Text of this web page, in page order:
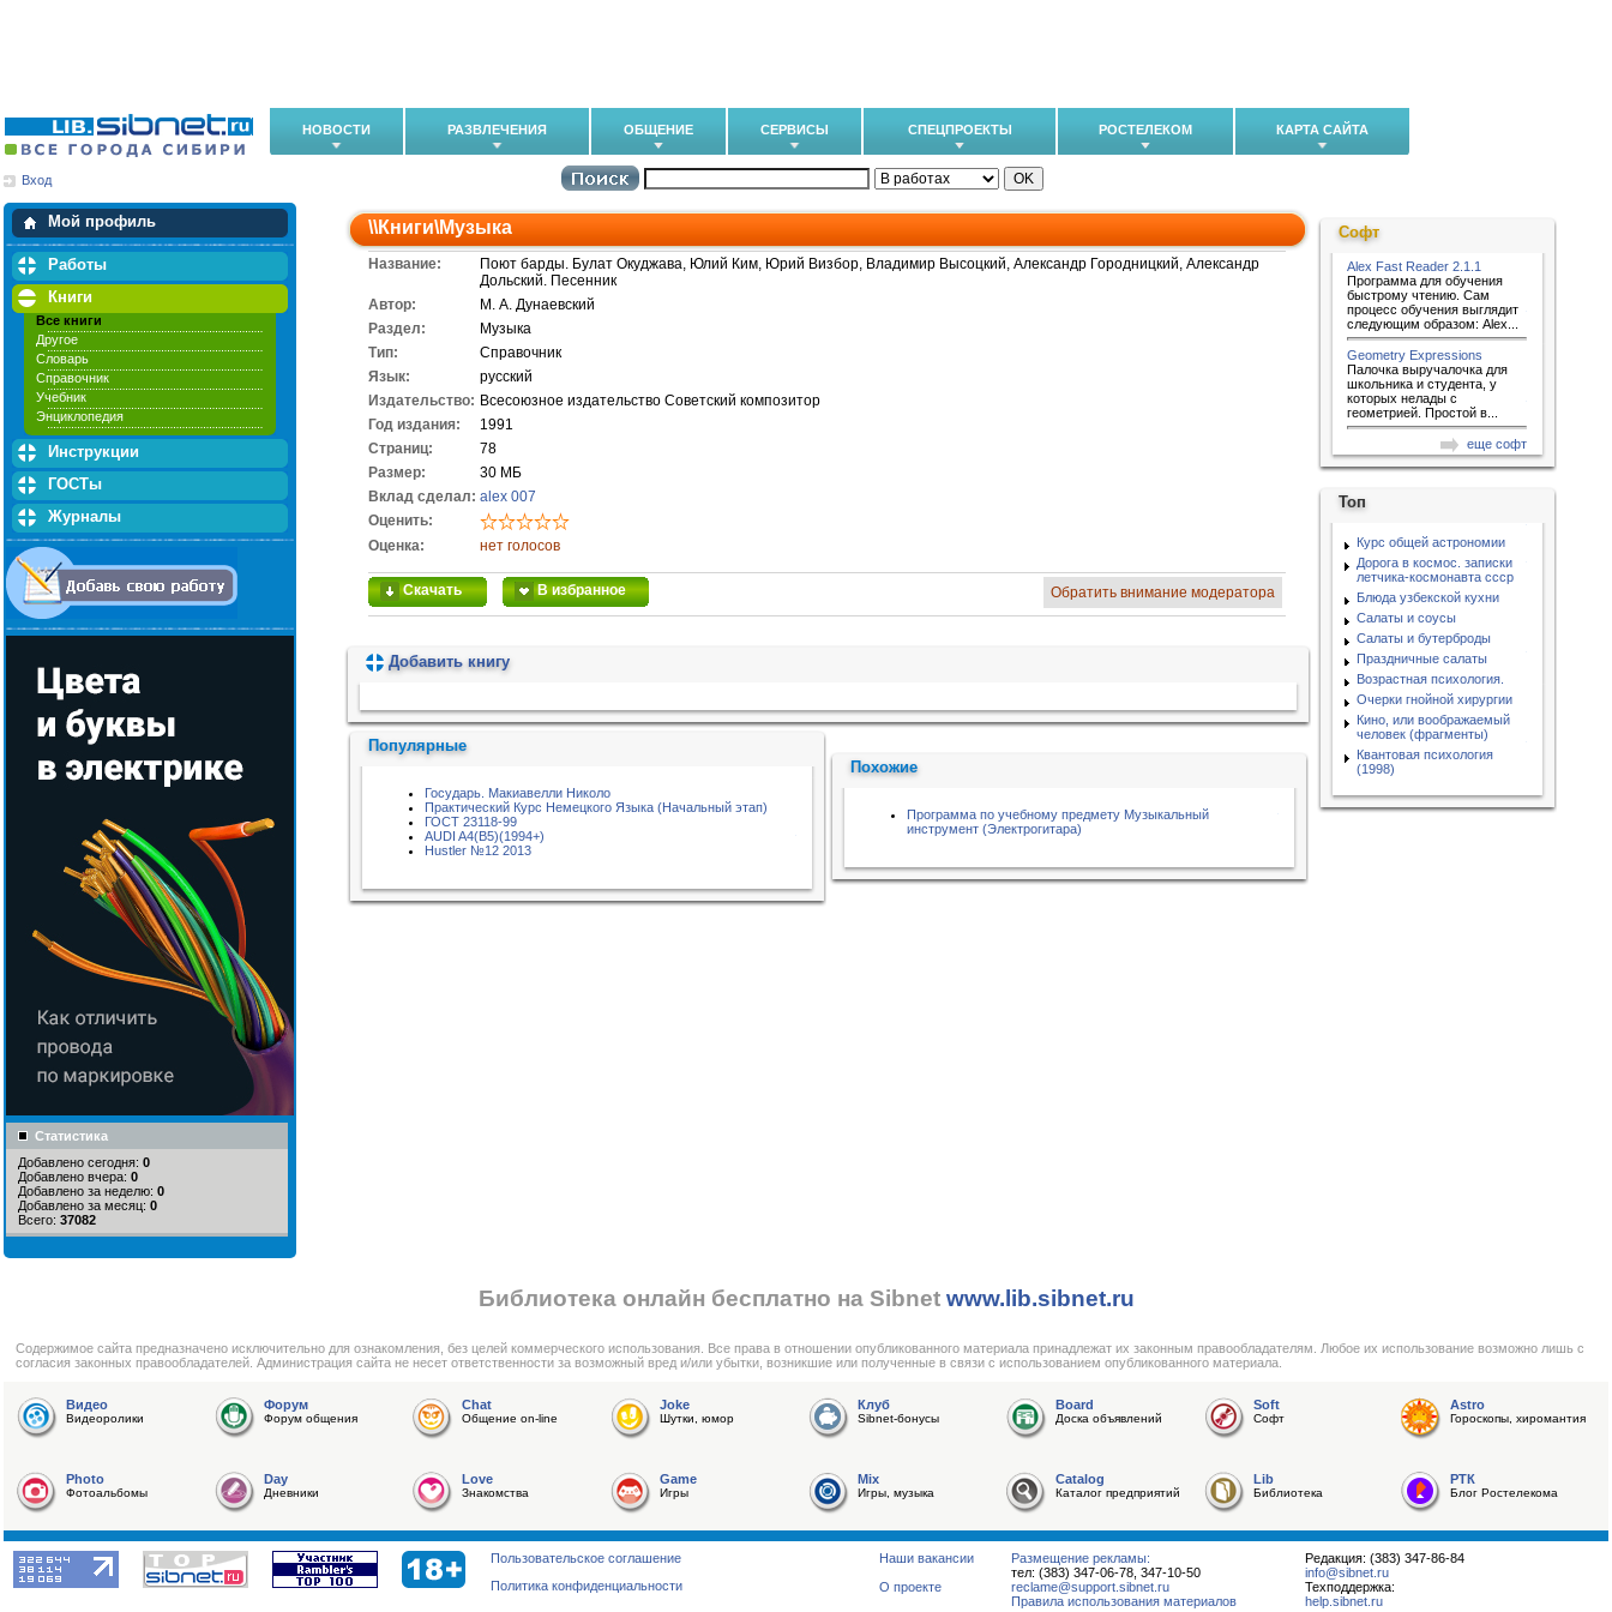
НОВОСТИ РАЗВЛЕЧЕНИЯ ОБЩЕНИЕ СЕРВИСЫ СПЕЦПРОЕКТЫ РОСТЕЛЕКОМ КАРТА САЙТА
Вход
Мой профиль
Мои закладки
Работы
Книги
Все книги
Другое
Словарь
Справочник
Учебник
Энциклопедия
Инструкции
ГОСТы
Журналы
Статистика
Добавлено сегодня: 0
Добавлено вчера: 0
Добавлено за неделю: 0
Добавлено за месяц: 0
Всего: 37082
\\Книги\Музыка
Название:
Поют барды. Булат Окуджава, Юлий Ким, Юрий Визбор, Владимир Высоцкий, Александр Городницкий, Александр
Дольский. Песенник
Автор:
М. А. Дунаевский
Раздел:
Музыка
Тип:
Справочник
Язык:
русский
Издательство: Всесоюзное издательство Советский композитор
Год издания:
1991
Cтраниц:
78
Размер:
30 МБ
Вклад сделал: alex 007
Оценить:
Оценка:
нет голосов
Скачать В избранное Обратить внимание модератора
Добавить книгу
Популярные
Государь. Макиавелли Николо
Практический Курс Немецкого Языка (Начальный этап)
ГОСТ 23118-99
AUDI A4(B5)(1994+)
Hustler №12 2013
Похожие
Программа по учебному предмету Музыкальный
инструмент (Электрогитара)
Софт
Alex Fast Reader 2.1.1
Программа для обучения
быстрому чтению. Сам
процесс обучения выглядит
следующим образом: Alex...
Geometry Expressions
Палочка выручалочка для
школьника и студента, у
которых нелады с
геометрией. Простой в...
еще софт
Топ
Курс общей астрономии
Дорога в космос. записки
летчика-космонавта ссср
Блюда узбекской кухни
Салаты и соусы
Салаты и бутерброды
Праздничные салаты
Возрастная психология.
Очерки гнойной хирургии
Кино, или воображаемый
человек (фрагменты)
Квантовая психология
(1998)
Библиотека онлайн бесплатно на Sibnet www.lib.sibnet.ru
Cодержимое сайта предназначено исключительно для ознакомления, без целей коммерческого использования. Все права в отношении опубликованного материала принадлежат их законным правообладателям. Любое их использование возможно лишь с
согласия законных правообладателей. Администрация сайта не несет ответственности за возможный вред и/или убытки, возникшие или полученные в связи с использованием опубликованного материала.
Видео
Видеоролики
Форум
Форум общения
Chat
Общение on-line
Joke
Шутки, юмор
Клуб
Sibnet-бонусы
Board
Доска объявлений
Soft
Софт
Astro
Гороскопы, хиромантия
Photo
Фотоальбомы
Day
Дневники
Love
Знакомства
Game
Игры
Mix
Игры, музыка
Catalog
Каталог предприятий
Lib
Библиотека
РТК
Блог Ростелекома
Редакция: (383) 347-86-84
info@sibnet.ru
Техподдержка:
help.sibnet.ru
Размещение рекламы:
тел: (383) 347-06-78, 347-10-50
reclame@support.sibnet.ru
Правила использования материалов
Наши вакансии
О проекте
Пользовательское соглашение
Политика конфиденциальности